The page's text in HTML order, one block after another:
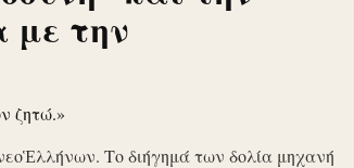
την
ζητώ.»
Το διήγημά των δολία μηχανή